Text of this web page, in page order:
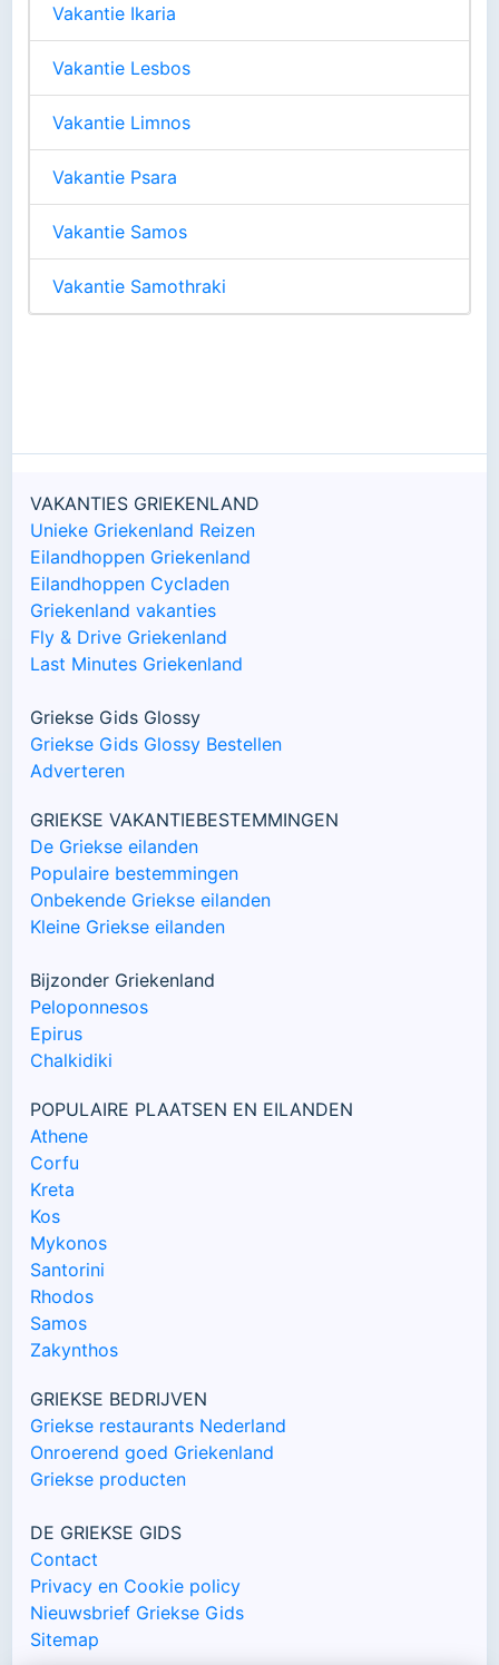
Vakantie Ikaria
Vakantie Lesbos
Vakantie Limnos
Vakantie Psara
Vakantie Samos
Vakantie Samothraki
VAKANTIES GRIEKENLAND
Unieke Griekenland Reizen
Eilandhoppen Griekenland
Eilandhoppen Cycladen
Griekenland vakanties
Fly & Drive Griekenland
Last Minutes Griekenland
Griekse Gids Glossy
Griekse Gids Glossy Bestellen
Adverteren
GRIEKSE VAKANTIEBESTEMMINGEN
De Griekse eilanden
Populaire bestemmingen
Onbekende Griekse eilanden
Kleine Griekse eilanden
Bijzonder Griekenland
Peloponnesos
Epirus
Chalkidiki
POPULAIRE PLAATSEN EN EILANDEN
Athene
Corfu
Kreta
Kos
Mykonos
Santorini
Rhodos
Samos
Zakynthos
GRIEKSE BEDRIJVEN
Griekse restaurants Nederland
Onroerend goed Griekenland
Griekse producten
DE GRIEKSE GIDS
Contact
Privacy en Cookie policy
Nieuwsbrief Griekse Gids
Sitemap